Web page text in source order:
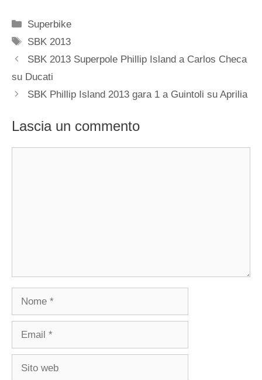
Categorie
Superbike
Tag
SBK 2013
SBK 2013 Superpole Phillip Island a Carlos Checa
su Ducati
SBK Phillip Island 2013 gara 1 a Guintoli su Aprilia
Lascia un commento
Nome
Email
Sito